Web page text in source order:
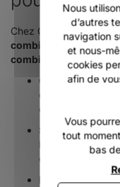
Chez One Life
combinaisons pour
combinaisons de surf
Combis
elles offrent une
couverture
Shorty
:
liberté de
courtes.
Long john:
Nous
d’autres
navigation
et nous-
cookies
afin de
Vous
tout
bas